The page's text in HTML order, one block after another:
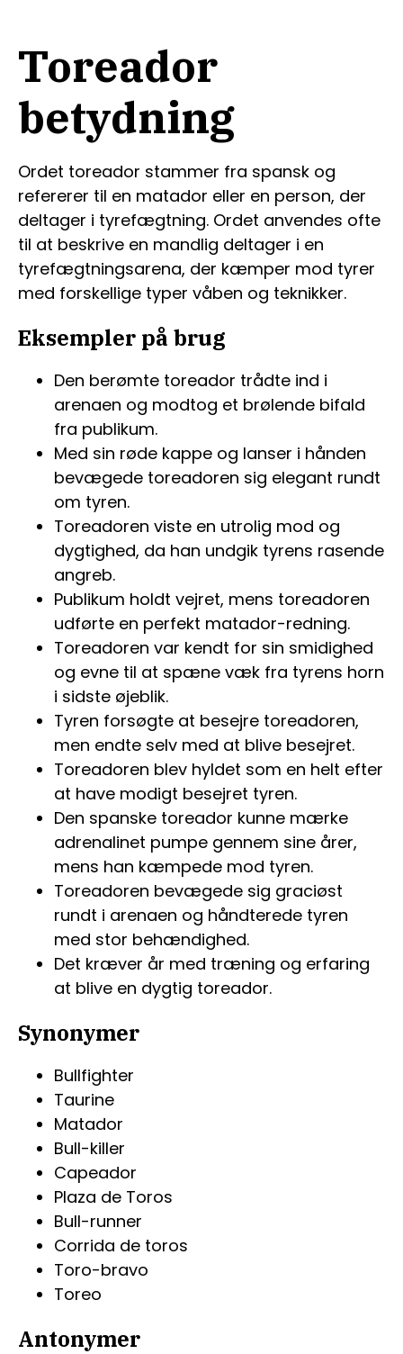
Toreador
betydning
Ordet toreador stammer fra spansk og
refererer til en matador eller en person, der
deltager i tyrefægtning. Ordet anvendes ofte
til at beskrive en mandlig deltager i en
tyrefægtningsarena, der kæmper mod tyrer
med forskellige typer våben og teknikker.
Eksempler på brug
Den berømte toreador trådte ind i
arenaen og modtog et brølende bifald
fra publikum.
Med sin røde kappe og lanser i hånden
bevægede toreadoren sig elegant rundt
om tyren.
Toreadoren viste en utrolig mod og
dygtighed, da han undgik tyrens rasende
angreb.
Publikum holdt vejret, mens toreadoren
udførte en perfekt matador-redning.
Toreadoren var kendt for sin smidighed
og evne til at spæne væk fra tyrens horn
i sidste øjeblik.
Tyren forsøgte at besejre toreadoren,
men endte selv med at blive besejret.
Toreadoren blev hyldet som en helt efter
at have modigt besejret tyren.
Den spanske toreador kunne mærke
adrenalinet pumpe gennem sine årer,
mens han kæmpede mod tyren.
Toreadoren bevægede sig graciøst
rundt i arenaen og håndterede tyren
med stor behændighed.
Det kræver år med træning og erfaring
at blive en dygtig toreador.
Synonymer
Bullfighter
Taurine
Matador
Bull-killer
Capeador
Plaza de Toros
Bull-runner
Corrida de toros
Toro-bravo
Toreo
Antonymer